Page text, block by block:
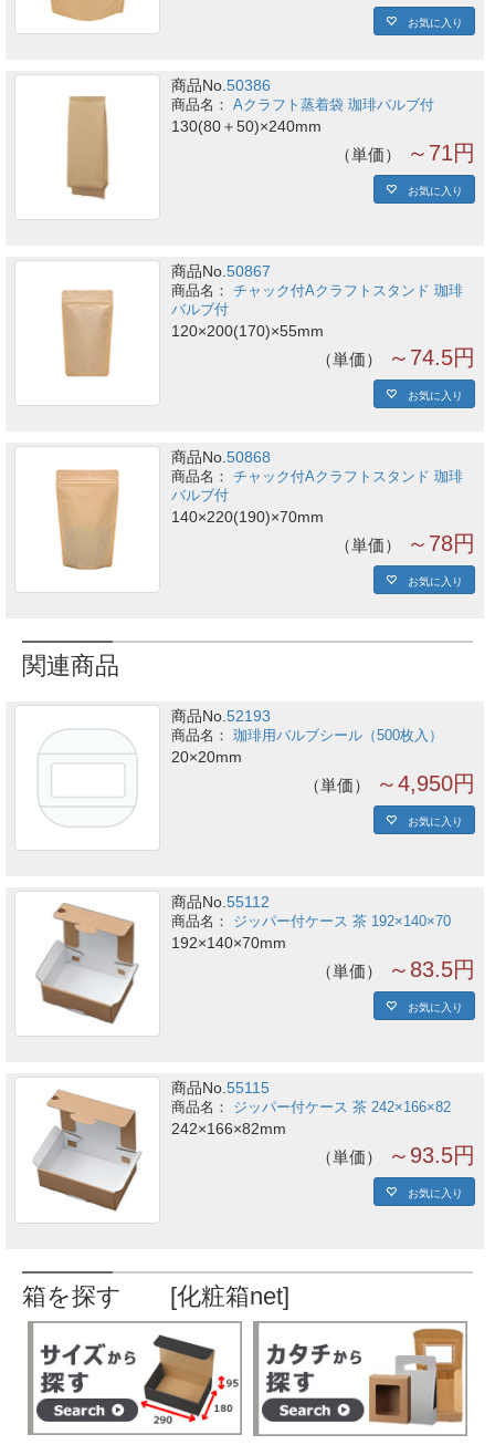
お気に入り
商品No.50386
Aクラフト蒸着袋 珈琲バルブ付
130(80＋50)×240mm
単価 ～71円
お気に入り
商品No.50867
チャック付Aクラフトスタンド 珈琲
バルブ付
120×200(170)×55mm
単価 ～74.5円
お気に入り
商品No.50868
チャック付Aクラフトスタンド 珈琲
バルブ付
140×220(190)×70mm
単価 ～78円
お気に入り
関連商品
商品No.52193
珈琲用バルブシール（500枚入）
20×20mm
単価 ～4,950円
お気に入り
商品No.55112
ジッパー付ケース 茶 192×140×70
192×140×70mm
単価 ～83.5円
お気に入り
商品No.55115
ジッパー付ケース 茶 242×166×82
242×166×82mm
単価 ～93.5円
お気に入り
箱を探す [化粧箱net]